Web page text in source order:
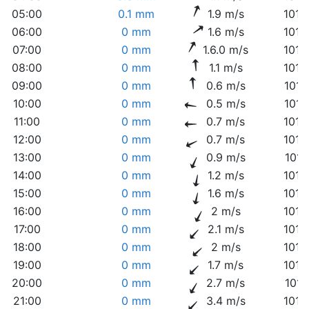
05:00
0.1 mm 1.9 m/s
06:00
0 mm 1.6 m/s
07:00
0 mm 1.6.0 m/s
08:00
0 mm 1.1 m/s
09:00
0 mm 0.6 m/s
10:00
0 mm 0.5 m/s
11:00
0 mm 0.7 m/s
12:00
0 mm 0.7 m/s
13:00
0 mm 0.9 m/s
14:00
0 mm 1.2 m/s
15:00
0 mm 1.6 m/s
16:00
0 mm 2 m/s
17:00
0 mm 2.1 m/s
18:00
0 mm 2 m/s
19:00
0 mm 1.7 m/s
20:00
0 mm 2.7 m/s
21:00
0 mm 3.4 m/s